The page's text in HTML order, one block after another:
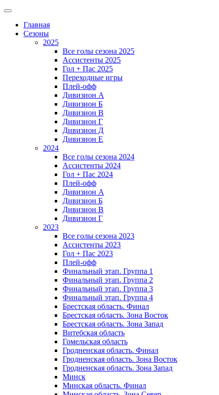
Главная
Сезоны
2025
Все голы сезона 2025
Ассистенты 2025
Гол + Пас 2025
Переходные игры
Плей-офф
Дивизион A
Дивизион Б
Дивизион В
Дивизион Г
Дивизион Д
Дивизион Е
2024
Все голы сезона 2024
Ассистенты 2024
Гол + Пас 2024
Плей-офф
Дивизион A
Дивизион Б
Дивизион В
Дивизион Г
2023
Все голы сезона 2023
Ассистенты 2023
Гол + Пас 2023
Плей-офф
Финальный этап. Группа 1
Финальный этап. Группа 2
Финальный этап. Группа 3
Финальный этап. Группа 4
Брестская область. Финал
Брестская область. Зона Восток
Брестская область. Зона Запад
Витебская область
Гомельская область
Гродненская область. Финал
Гродненская область. Зона Восток
Гродненская область. Зона Запад
Минск
Минская область. Финал